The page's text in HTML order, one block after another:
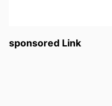
sponsored Link